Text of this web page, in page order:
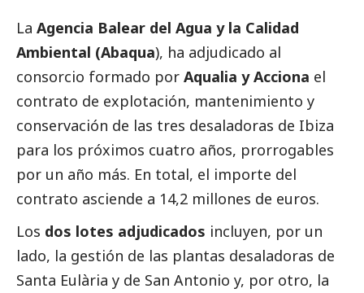
La Agencia Balear del Agua y la Calidad
Ambiental (Abaqua), ha adjudicado al
consorcio formado por Aqualia y Acciona el
contrato de explotación, mantenimiento y
conservación de las tres desaladoras de Ibiza
para los próximos cuatro años, prorrogables
por un año más. En total, el importe del
contrato asciende a 14,2 millones de euros.
Los dos lotes adjudicados incluyen, por un
lado, la gestión de las plantas desaladoras de
Santa Eulària y de San Antonio y, por otro, la